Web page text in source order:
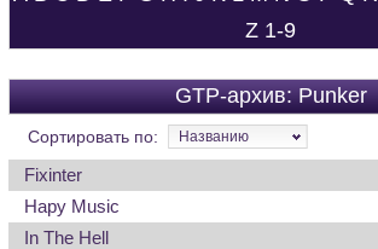
Z 1-9
GTP-архив: Punker
Сортировать по: Названию
Fixinter
Hapy Music
In The Hell